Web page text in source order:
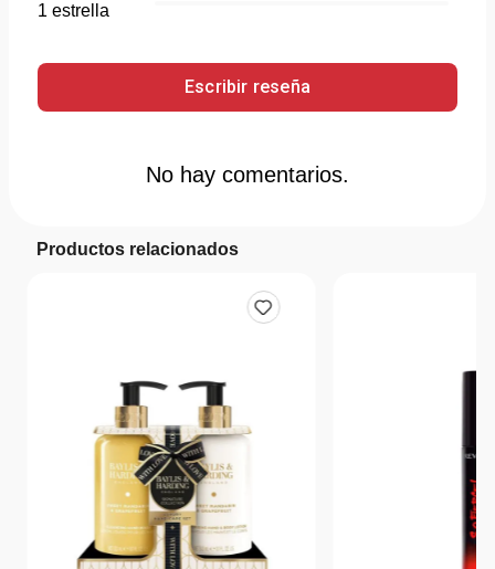
1 estrella
Escribir reseña
No hay comentarios.
Productos relacionados